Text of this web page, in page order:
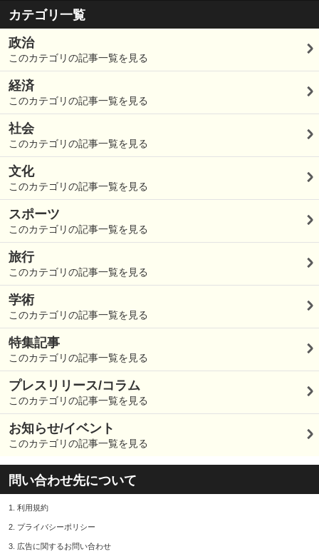
カテゴリ一覧
政治
このカテゴリの記事一覧を見る
経済
このカテゴリの記事一覧を見る
社会
このカテゴリの記事一覧を見る
文化
このカテゴリの記事一覧を見る
スポーツ
このカテゴリの記事一覧を見る
旅行
このカテゴリの記事一覧を見る
学術
このカテゴリの記事一覧を見る
特集記事
このカテゴリの記事一覧を見る
プレスリリース/コラム
このカテゴリの記事一覧を見る
お知らせ/イベント
このカテゴリの記事一覧を見る
問い合わせ先について
1. 利用規約
2. プライバシーポリシー
3. 広告に関するお問い合わせ